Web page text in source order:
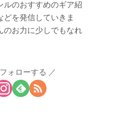
ルのおすすめのギア紹
どを発信していきま
のお力に少しでもなれ
ォローする